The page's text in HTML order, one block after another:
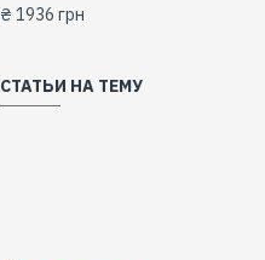
₴ 1936 грн
СТАТЬИ НА ТЕМУ